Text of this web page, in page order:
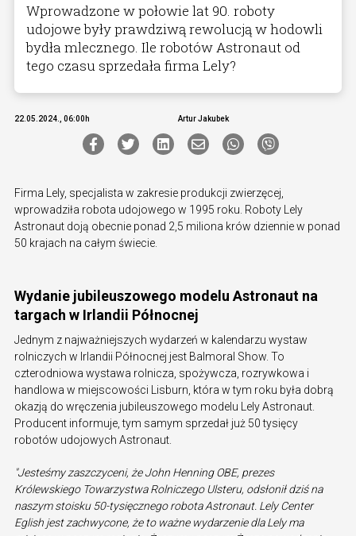
Wprowadzone w połowie lat 90. roboty
udojowe były prawdziwą rewolucją w hodowli
bydła mlecznego. Ile robotów Astronaut od
tego czasu sprzedała firma Lely?
22.05.2024., 06:00h Artur Jakubek
Firma Lely, specjalista w zakresie produkcji zwierzęcej,
wprowadziła robota udojowego w 1995 roku. Roboty Lely
Astronaut doją obecnie ponad 2,5 miliona krów dziennie w ponad
50 krajach na całym świecie.
Wydanie jubileuszowego modelu Astronaut na
targach w Irlandii Północnej
Jednym z najważniejszych wydarzeń w kalendarzu wystaw
rolniczych w Irlandii Północnej jest Balmoral Show. To
czterodniowa wystawa rolnicza, spożywcza, rozrywkowa i
handlowa w miejscowości Lisburn, która w tym roku była dobrą
okazją do wręczenia jubileuszowego modelu Lely Astronaut.
Producent informuje, tym samym sprzedał już 50 tysięcy
robotów udojowych Astronaut.
"Jesteśmy zaszczyceni, że John Henning OBE, prezes
Królewskiego Towarzystwa Rolniczego Ulsteru, odsłonił dziś na
naszym stoisku 50-tysięcznego robota Astronaut. Lely Center
Eglish jest zachwycone, że to ważne wydarzenie dla Lely ma